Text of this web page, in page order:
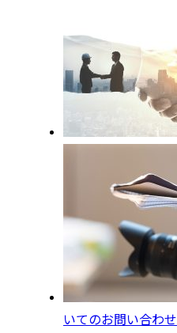
いてのお問い合わせ